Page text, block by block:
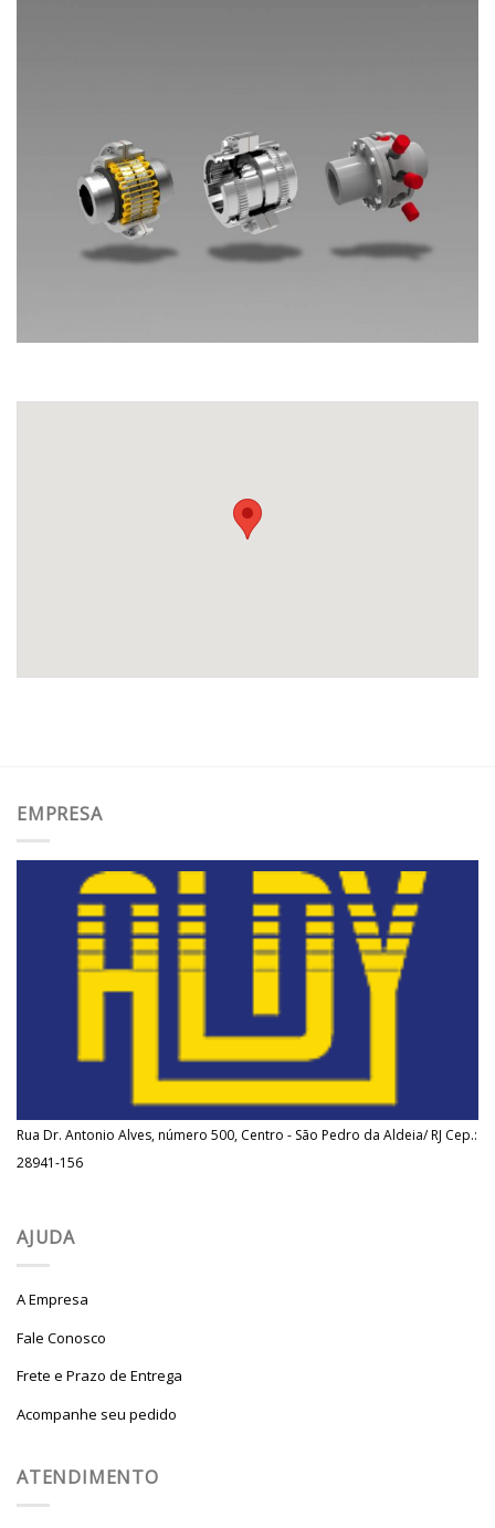
EMPRESA
Rua Dr. Antonio Alves, número 500, Centro - São Pedro da Aldeia/ RJ Cep.:
28941-156
AJUDA
A Empresa
Fale Conosco
Frete e Prazo de Entrega
Acompanhe seu pedido
ATENDIMENTO